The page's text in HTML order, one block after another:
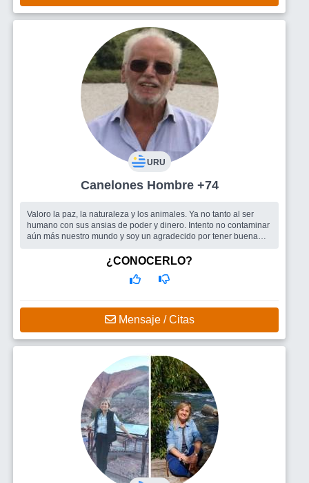
URU
Canelones Hombre +74
Valoro la paz, la naturaleza y los animales. Ya no tanto al ser
humano con sus ansias de poder y dinero. Intento no contaminar
aún más nuestro mundo y soy un agradecido por tener buena
Una mujer con intereses afines para compartir una cena,
una caminata, un espectáculo, una buena charla.
¿CONOCERLO?
Mensaje / Citas